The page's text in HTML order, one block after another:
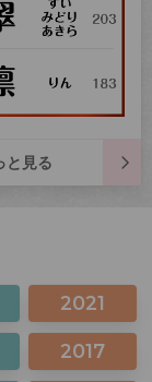
と見る
2021
2017